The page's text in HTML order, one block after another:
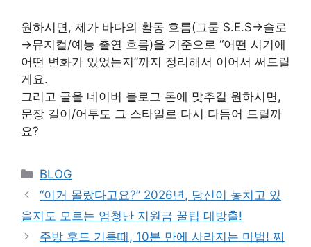
원하시면, 제가 바다의 활동 흐름(그룹 S.E.S→솔로
→뮤지컬/예능 출연 흐름)을 기준으로 “어떤 시기에
어떤 변화가 있었는지”까지 정리해서 이어서 써드릴
게요.
그리고 글을 네이버 블로그 톤에 맞추길 원하시면,
문장 길이/어투도 그 스타일로 다시 다듬어 드릴까
요?
Categories
BLOG
“이거 몰랐다고요?” 2026년, 당신이 놓치고 있
을지도 모르는 엄청난 지원금 꿀팁 대방출!
주방 후드 기름때, 10분 만에 사라지는 마법! 찌